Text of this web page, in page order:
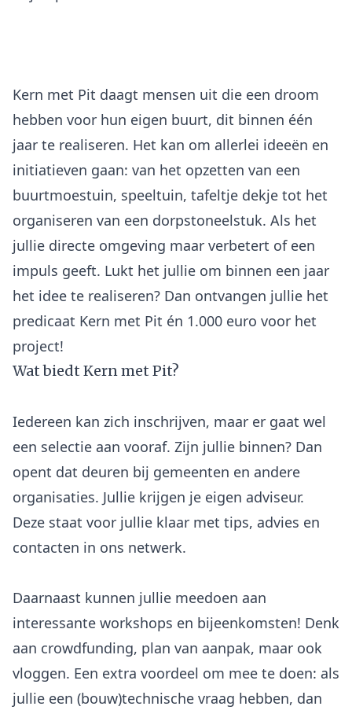
Kern met Pit daagt mensen uit die een droom
hebben voor hun eigen buurt, dit binnen één
jaar te realiseren. Het kan om allerlei ideeën en
initiatieven gaan: van het opzetten van een
buurtmoestuin, speeltuin, tafeltje dekje tot het
organiseren van een dorpstoneelstuk. Als het
jullie directe omgeving maar verbetert of een
impuls geeft. Lukt het jullie om binnen een jaar
het idee te realiseren? Dan ontvangen jullie het
predicaat Kern met Pit én 1.000 euro voor het
Wat biedt Kern met Pit?
Iedereen kan zich inschrijven, maar er gaat wel
een selectie aan vooraf. Zijn jullie binnen? Dan
opent dat deuren bij gemeenten en andere
organisaties. Jullie krijgen je eigen adviseur.
Deze staat voor jullie klaar met tips, advies en
contacten in ons netwerk.
Daarnaast kunnen jullie meedoen aan
interessante workshops en bijeenkomsten! Denk
aan crowdfunding, plan van aanpak, maar ook
vloggen. Een extra voordeel om mee te doen: als
jullie een (bouw)technische vraag hebben, dan